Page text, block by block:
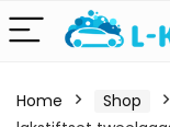
Home Shop